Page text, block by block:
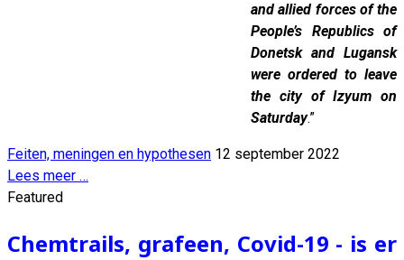
and allied forces of the
People’s Republics of
Donetsk and Lugansk
were ordered to leave
the city of Izyum on
Saturday.”
Feiten, meningen en hypothesen 12 september 2022
Lees meer …
Featured
Chemtrails, grafeen, Covid-19 - is er